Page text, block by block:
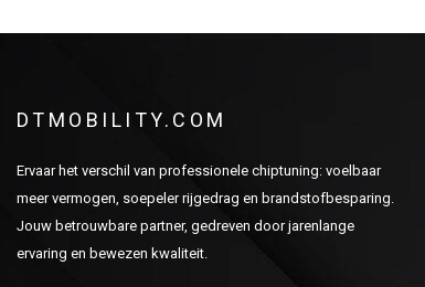
DTMOBILITY.COM
Ervaar het verschil van professionele chiptuning: voelbaar
meer vermogen, soepeler rijgedrag en brandstofbesparing.
Jouw betrouwbare partner, gedreven door jarenlange
ervaring en bewezen kwaliteit.